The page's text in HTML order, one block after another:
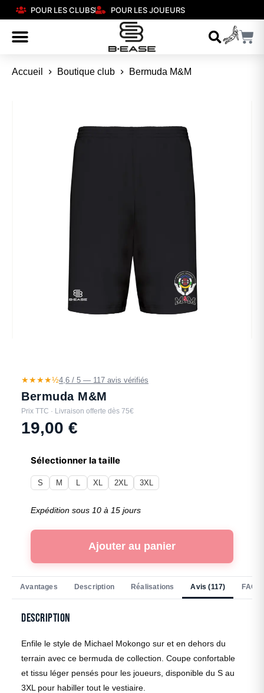
POUR LES CLUBS POUR LES JOUEURS
Accueil Boutique club Bermuda M&M
★★★★½4,6 / 5 — 117 avis vérifiés
Bermuda M&M
Prix TTC · Livraison offerte dès 75€
19,00 €
Sélectionner la taille
S M L XL 2XL 3XL
Expédition sous 10 à 15 jours
Ajouter au panier
Avantages Description Réalisations Avis (117) FAQ
Description
Enfile le style de Michael Mokongo sur et en dehors du
terrain avec ce bermuda de collection. Coupe confortable
et tissu léger pensés pour les joueurs, disponible du S au
3XL pour habiller tout le vestiaire.